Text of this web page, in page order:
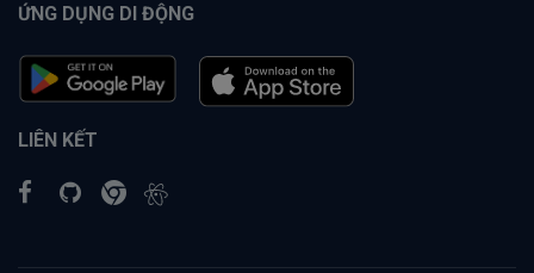
ỨNG DỤNG DI ĐỘNG
LIÊN KẾT